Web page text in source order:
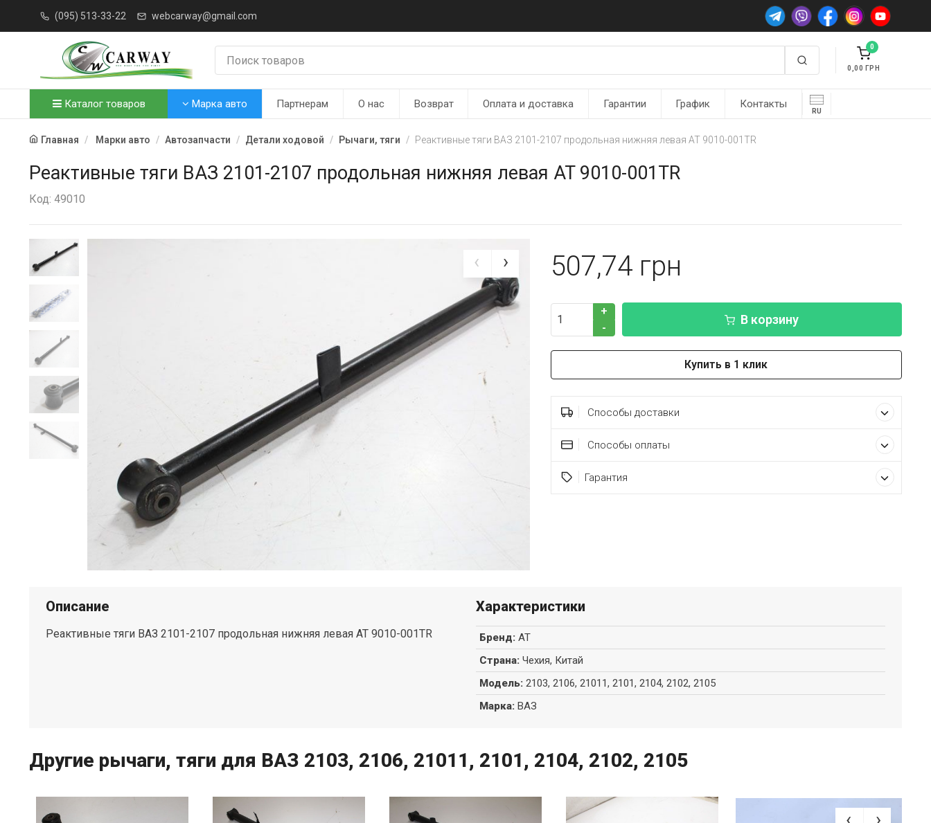
(095) 513-33-22 webcarway@gmail.com
0
0,00
Каталог товаров Марка авто Партнерам О нас Возврат Оплата и доставка Гарантии График Контакты
RU
Главная Марки авто Автозапчасти Детали ходовой Рычаги, тяги Реактивные тяги ВАЗ 2101-2107 продольная нижняя левая AT 9010-001TR
Реактивные тяги ВАЗ 2101-2107 продольная нижняя левая AT 9010-001TR
Код: 49010
507,74
+
-
В корзину
Купить в 1 клик
Способы доставки
Способы оплаты
Гарантия
Описание
Реактивные тяги ВАЗ 2101-2107 продольная нижняя левая AT 9010-001TR
Характеристики
Бренд: AT
Страна: Чехия, Китай
Модель: 2103, 2106, 21011, 2101, 2104, 2102, 2105
Марка: ВАЗ
Другие рычаги, тяги для ВАЗ 2103, 2106, 21011, 2101, 2104, 2102, 2105